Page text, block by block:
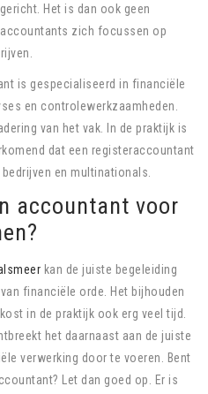
Het is dan ook geen
zich focussen op
is gespecialiseerd in financiële
en controlewerkzaamheden.
van het vak. In de praktijk is
dat een registeraccountant
en multinationals.
accountant voor
kan de juiste begeleiding
financiële orde. Het bijhouden
in de praktijk ook erg veel tijd.
het daarnaast aan de juiste
verwerking door te voeren. Bent
Let dan goed op. Er is